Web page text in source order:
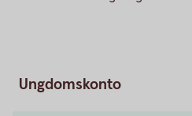
Ungdomskonto